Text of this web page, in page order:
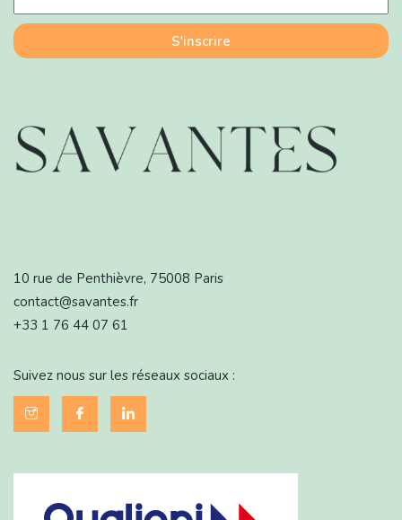
10 rue de Penthièvre, 75008 Paris
contact@savantes.fr
+33 1 76 44 07 61
Suivez nous sur les réseaux sociaux :